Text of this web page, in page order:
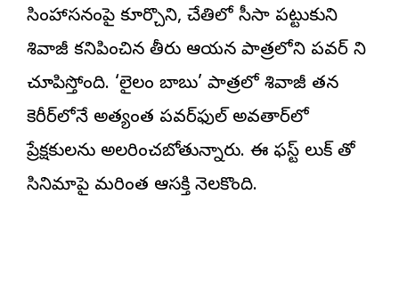
సింహాసనంపై కూర్చొని, చేతిలో సీసా పట్టుకుని
శివాజీ కనిపించిన తీరు ఆయన పాత్రలోని పవర్ ని
చూపిస్తోంది. ‘లైలం బాబు’ పాత్రలో శివాజీ తన
కెరీర్‌లోనే అత్యంత పవర్‌ఫుల్ అవతార్‌లో
ప్రేక్షకులను అలరించబోతున్నారు. ఈ ఫస్ట్ లుక్ తో
సినిమాపై మరింత ఆసక్తి నెలకొంది.